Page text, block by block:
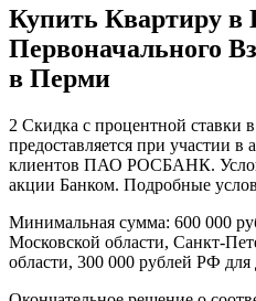
Квартиру
в
Ипотеку
Первоначального
в
Сбербанке
в
Перми
Типы
платежей
Купить Квартиру в
Первоначального
в Перми
2 Скидка с процентной ставки
предоставляется при участии в
клиентов ПАО РОСБАНК.
акции Банком. Подробные
Минимальная сумма: 600 000
Московской области, Санкт-
области, 300 000 рублей РФ для